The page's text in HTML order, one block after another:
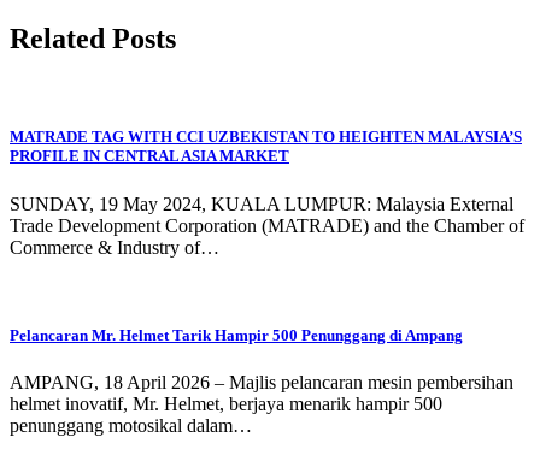
Related Posts
MATRADE TAG WITH CCI UZBEKISTAN TO HEIGHTEN MALAYSIA’S
PROFILE IN CENTRAL ASIA MARKET
SUNDAY, 19 May 2024, KUALA LUMPUR: Malaysia External
Trade Development Corporation (MATRADE) and the Chamber of
Commerce & Industry of…
Pelancaran Mr. Helmet Tarik Hampir 500 Penunggang di Ampang
AMPANG, 18 April 2026 – Majlis pelancaran mesin pembersihan
helmet inovatif, Mr. Helmet, berjaya menarik hampir 500
penunggang motosikal dalam…